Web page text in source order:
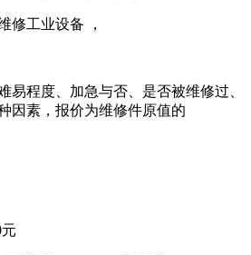
修工业设备 ，
易程度、加急与否、是否被维修过、
因素，报价为维修件原值的